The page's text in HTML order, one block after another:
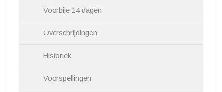
Voorbije 14 dagen
Overschrijdingen
Historiek
Voorspellingen